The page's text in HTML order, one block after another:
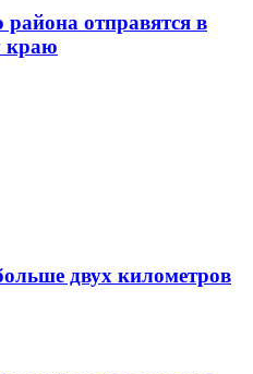
отправятся в
краю
двух километров